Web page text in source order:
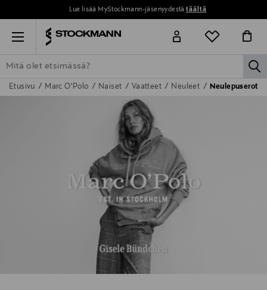
Lue lisää MyStockmann-jäsenyydestätäältä
Menu
ETSI KAIKKI NAISET MIEHET LAPSET KOTI
Etusivu Marc O'Polo Naiset Vaatteet Neuleet Neulepuserot